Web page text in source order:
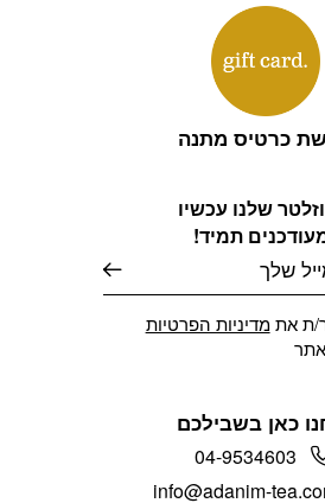
שלנו עכשיו
תמיד!
ת אתמדיניות הפרטיות
כאן בשבילכם
04-9534603
info@adanim-
כרטיס מתנה